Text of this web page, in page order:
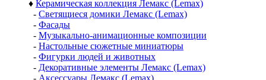
♦ Керамическая коллекция Лемакс (Lemax)
- Светящиеся домики Лемакс (Lemax)
- Фасады
- Музыкально-анимационные композиции
- Настольные сюжетные миниатюры
- Фигурки людей и животных
- Декоративные элементы Лемакс (Lemax)
- Аксессуары Лемакс (Lemax)